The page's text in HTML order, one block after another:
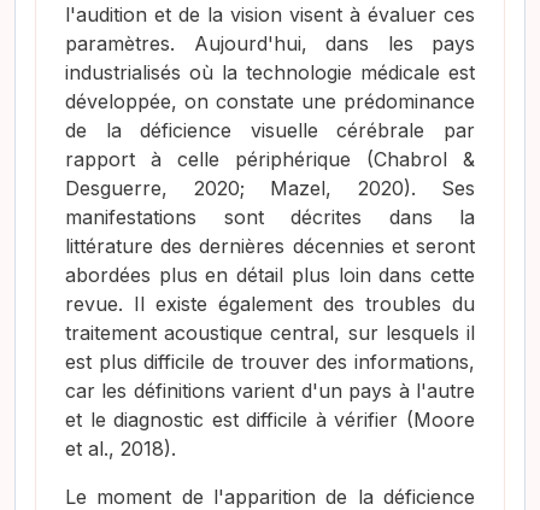
l'audition et de la vision visent à évaluer ces
paramètres. Aujourd'hui, dans les pays
industrialisés où la technologie médicale est
développée, on constate une prédominance
de la déficience visuelle cérébrale par
rapport à celle périphérique (Chabrol &
Desguerre, 2020; Mazel, 2020). Ses
manifestations sont décrites dans la
littérature des dernières décennies et seront
abordées plus en détail plus loin dans cette
revue. Il existe également des troubles du
traitement acoustique central, sur lesquels il
est plus difficile de trouver des informations,
car les définitions varient d'un pays à l'autre
et le diagnostic est difficile à vérifier (Moore
et al., 2018).
Le moment de l'apparition de la déficience